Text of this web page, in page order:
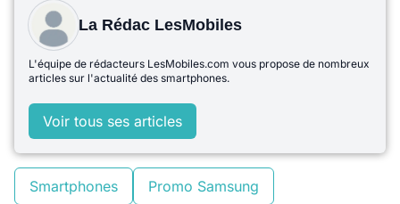
La Rédac LesMobiles
L'équipe de rédacteurs LesMobiles.com vous propose de nombreux
articles sur l'actualité des smartphones.
Voir tous ses articles
Smartphones Promo Samsung